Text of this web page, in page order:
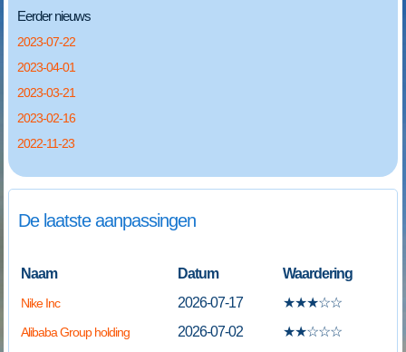
Eerder nieuws
2023-07-22
2023-04-01
2023-03-21
2023-02-16
2022-11-23
De laatste aanpassingen
Naam Datum Waardering
Nike Inc 2026-07-17 ★★★☆☆
Alibaba Group holding 2026-07-02 ★★☆☆☆